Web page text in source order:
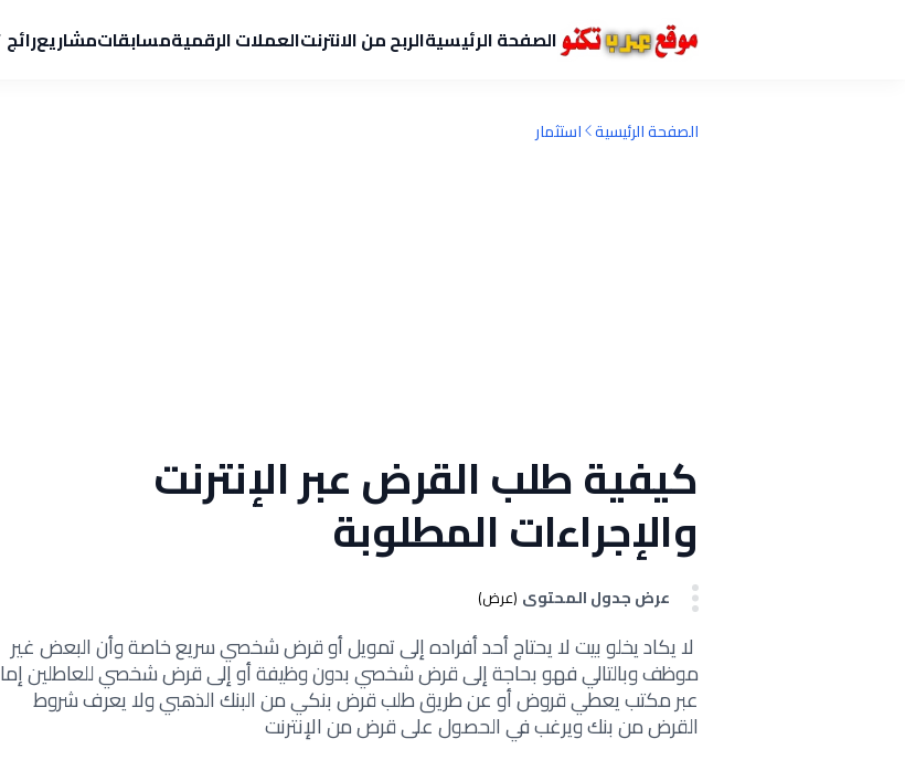
الصفحة الرئيسيةالربح من الانترنتالعملات الرقميةمسابقاتمشاريعرائج
الصفحة الرئيسية استثمار
كيفية طلب القرض عبر الإنترنت
والإجراءات المطلوبة
عرض جدول المحتوى (عرض)
لا يكاد يخلو بيت لا يحتاج أحد أفراده إلى تمويل أو قرض شخصي سريع خاصة وأن البعض غير
موظف وبالتالي فهو بحاجة إلى قرض شخصي بدون وظيفة أو إلى قرض شخصي للعاطلين إما
عبر مكتب يعطي قروض أو عن طريق طلب قرض بنكي من البنك الذهبي ولا يعرف شروط
القرض من بنك ويرغب في الحصول على قرض من الإنترنت